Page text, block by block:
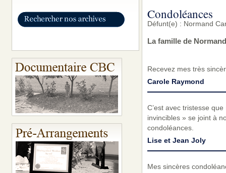
Condoléances
Défunt(e) : Normand
La famille de
Recevez mes très
Carole Raymond
C’est avec tristesse
invincibles » se joint à
condoléances.
Lise et Jean Joly
Mes sincères